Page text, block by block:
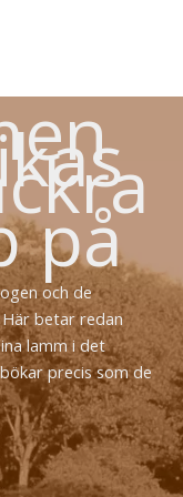
på
och de
betar redan
lamm i det
precis som de